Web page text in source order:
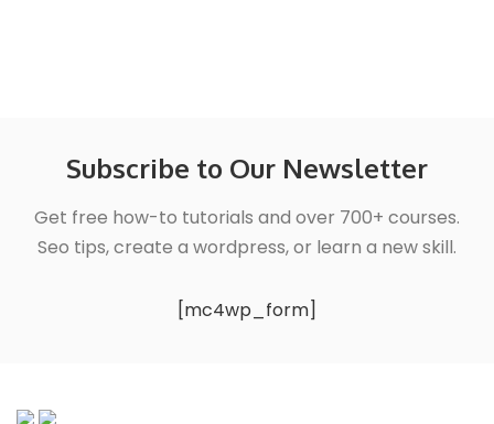
Subscribe to Our Newsletter
Get free how-to tutorials and over 700+ courses.
Seo tips, create a wordpress, or learn a new skill.
[mc4wp_form]